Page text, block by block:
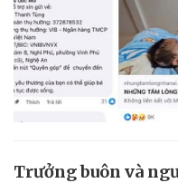
Trưởng buôn và